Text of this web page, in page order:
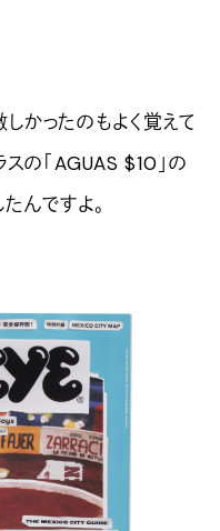
かったのもよく覚えて
スの「AGUAS $10」の
んですよ。